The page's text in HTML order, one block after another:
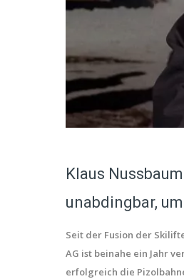
Klaus
unabdingbar,
Seit der Fusion der
AG ist beinahe ein Jahr
erfolgreich die